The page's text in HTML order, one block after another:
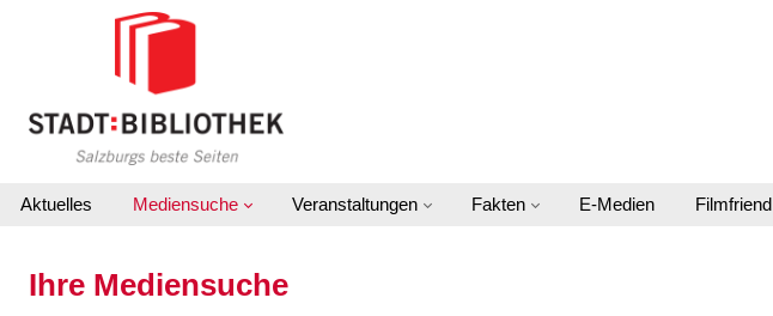
Zur Detailanzeige springen
Aktuelles Mediensuche Veranstaltungen Fakten E-Medien Filmfriend
Ihre Mediensuche